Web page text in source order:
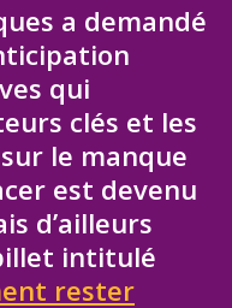
a demandé
qui
clés et les
le manque
est devenu
d’ailleurs
intitulé
rester